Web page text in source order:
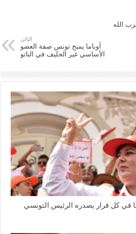
الله
التالي
أوباما يمنح تونس صفة العضو
الأساسي غير الحليف في الناتو
في كل قرار يصدره الرئيس التونسي